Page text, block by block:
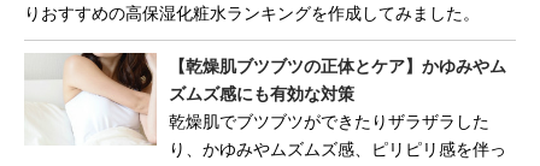
りおすすめの高保湿化粧水ランキングを作成してみました。
【乾燥肌ブツブツの正体とケア】かゆみやム
ズムズ感にも有効な対策
乾燥肌でブツブツができたりザラザラした
り、かゆみやムズムズ感、ピリピリ感を伴っ